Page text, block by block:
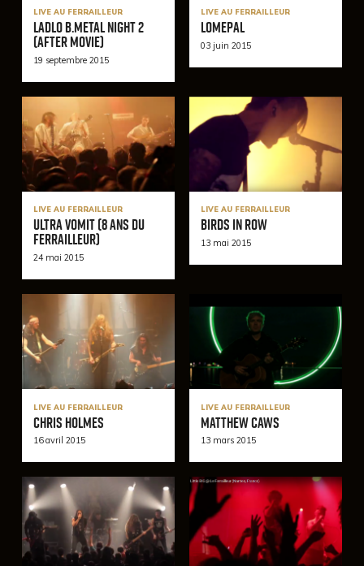
LIVE AU FERRAILLEUR
LADLO B.Metal Night 2
(After Movie)
19 septembre 2015
LIVE AU FERRAILLEUR
Lomepal
03 juin 2015
LIVE AU FERRAILLEUR
Ultra Vomit (8 ans du
Ferrailleur)
24 mai 2015
LIVE AU FERRAILLEUR
Birds In Row
13 mai 2015
LIVE AU FERRAILLEUR
Chris Holmes
16 avril 2015
LIVE AU FERRAILLEUR
Matthew Caws
13 mars 2015